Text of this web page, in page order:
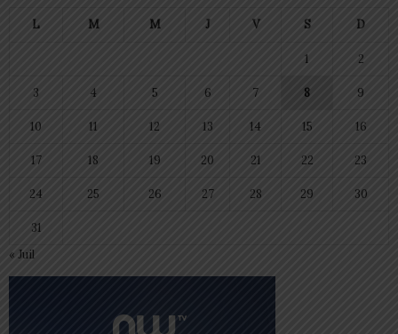
L M M J V S D
1 2
3 4 5 6 7 8 9
10 11 12 13 14 15 16
17 18 19 20 21 22 23
24 25 26 27 28 29 30
31
« Juil